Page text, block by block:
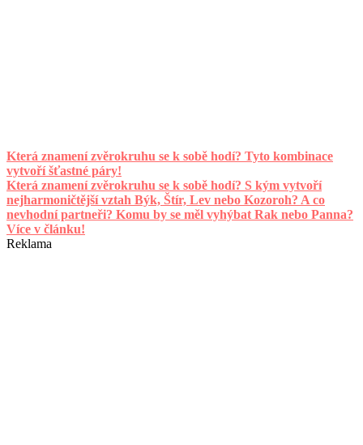
Která znamení zvěrokruhu se k sobě hodí? Tyto kombinace
vytvoří šťastné páry!
Která znamení zvěrokruhu se k sobě hodí? S kým vytvoří
nejharmoničtější vztah Býk, Štír, Lev nebo Kozoroh? A co
nevhodní partneři? Komu by se měl vyhýbat Rak nebo Panna?
Více v článku!
Reklama